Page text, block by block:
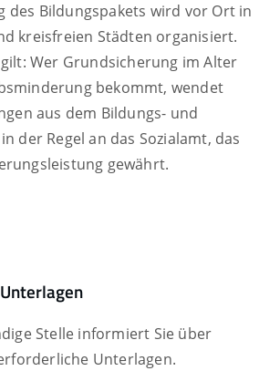
des Bildungspakets wird vor Ort in
kreisfreien Städten organisiert.
Wer Grundsicherung im Alter
bekommt, wendet
aus dem Bildungs- und
der Regel an das Sozialamt, das
gewährt.
Stelle informiert Sie über
Unterlagen.